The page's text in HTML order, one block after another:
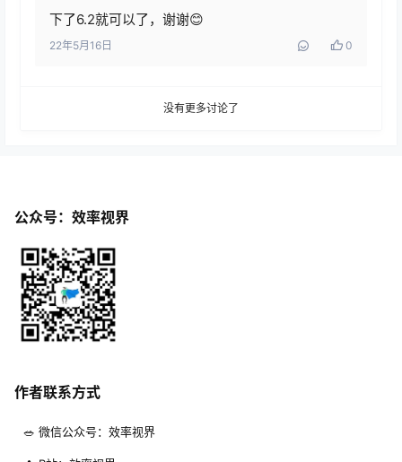
下了6.2就可以了，谢谢😊
22年5月16日 0
没有更多讨论了
公众号：效率视界
作者联系方式
🥗 微信公众号：效率视界